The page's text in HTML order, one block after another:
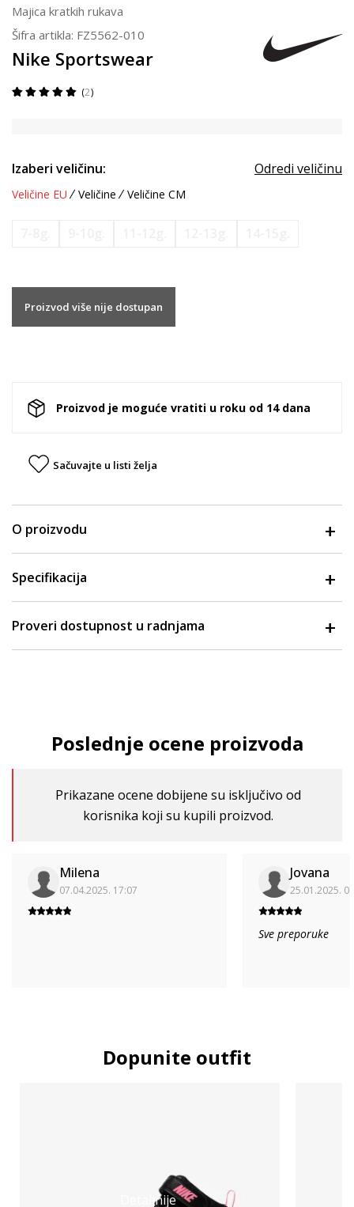
Majica kratkih rukava
Šifra artikla: FZ5562-010
Nike Sportswear
2
Izaberi veličinu: Odredi veličinu
Veličine EU Veličine Veličine CM
Proizvod više nije dostupan
Proizvod je moguće vratiti u roku od 14 dana
Sačuvajte u listi želja
O proizvodu
Specifikacija
Proveri dostupnost u radnjama
Poslednje ocene proizvoda
Prikazane ocene dobijene su isključivo od
korisnika koji su kupili proizvod.
Milena
07.04.2025. 17:07
Jovana
25.01.2025.
Sve preporuke
Dopunite outfit
Detaljnije